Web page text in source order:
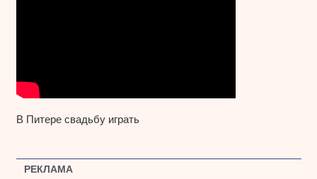
В Питере свадьбу играть
РЕКЛАМА